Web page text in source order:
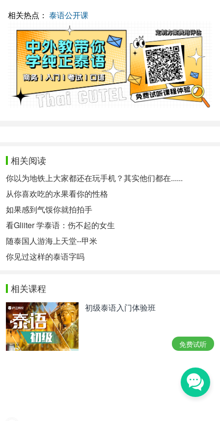
相关热点： 泰语公开课
相关阅读
你以为地铁上大家都还在玩手机？其实他们都在......
从你喜欢吃的水果看你的性格
如果感到气馁你就拍拍手
看Gliiter 学泰语：伤不起的女生
随泰国人游海上天堂--甲米
你见过这样的泰语字吗
相关课程
初级泰语入门体验班
免费试听